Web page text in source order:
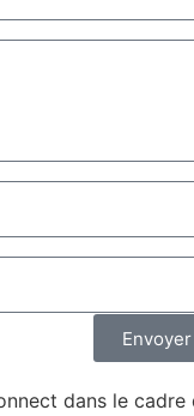
Envoyer
dans le